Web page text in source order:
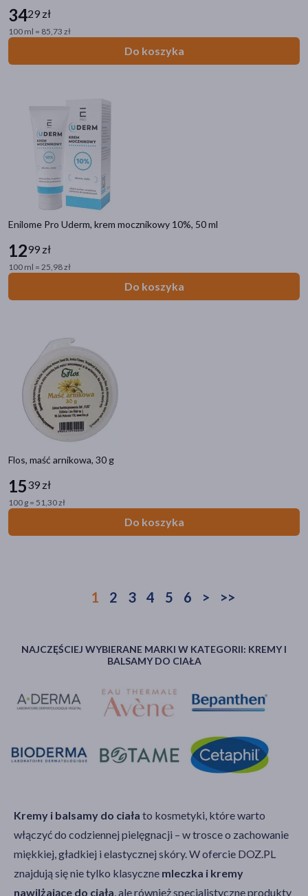
3429 zł
100 ml = 85,73 zł
Do koszyka
Enilome Pro Uderm, krem mocznikowy 10%, 50 ml
1299 zł
100 ml = 25,98 zł
Do koszyka
Flos, maść arnikowa, 30 g
1539 zł
100 g = 51,30 zł
Do koszyka
1 2 3 4 5 6 > >>
NAJCZĘŚCIEJ WYBIERANE MARKI W KATEGORII: KREMY I
BALSAMY DO CIAŁA
Kremy i balsamy do ciała to kosmetyki, które warto
włączyć do codziennej pielęgnacji – w trosce o zachowanie
miękkiej, gładkiej i elastycznej skóry. W ofercie DOZ.PL
znajdują się nie tylko klasyczne mleczka i kremy
nawilżające do ciała, ale również specjalistyczne produkty